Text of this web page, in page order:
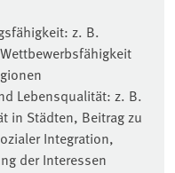
z. B.
Lebensqualität: z. B.
in Städten, Beitrag zu
Integration,
der Interessen